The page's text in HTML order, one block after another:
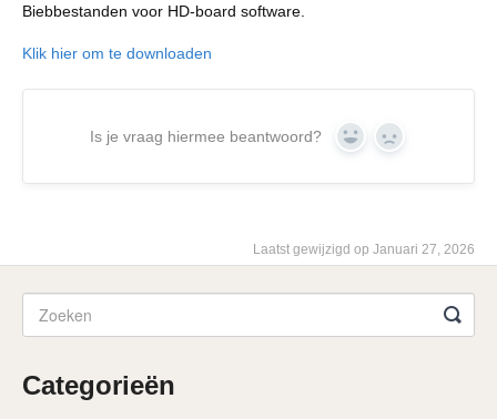
Biebbestanden voor HD-board software.
Klik hier om te downloaden
Is je vraag hiermee beantwoord? Yes No
Laatst gewijzigd op Januari 27, 2026
Categorieën